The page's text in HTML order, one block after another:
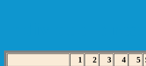
1 2 3 4 5